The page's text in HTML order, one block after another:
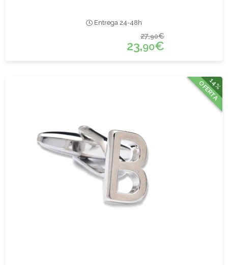
Entrega 24-48h
27,90€
23,90€
14%
OFERTA